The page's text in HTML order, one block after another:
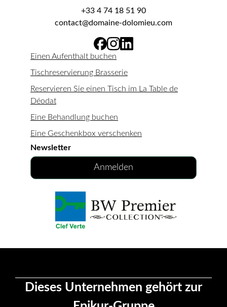
+33 4 74 18 51 90
contact@domaine-dolomieu.com
Einen Aufenthalt buchen
Tischreservierung Brasserie
Reservieren Sie einen Tisch im La Table de
Déodat
Eine Behandlung buchen
Eine Geschenkbox verschenken
Newsletter
Anmelden
Dieses Unternehmen gehört zur